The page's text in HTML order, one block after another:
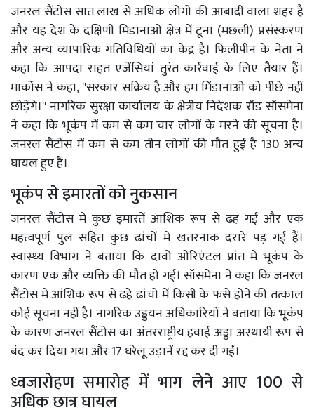
जनरल सैंटोस सात लाख से अधिक लोगों की आबादी वाला शहर है
और यह देश के दक्षिणी मिंडानाओ क्षेत्र में टूना (मछली) प्रसंस्करण
और अन्य व्यापारिक गतिविधियों का केंद्र है। फिलीपीन के नेता ने
कहा कि आपदा राहत एजेंसियां ​​तुरंत कार्रवाई के लिए तैयार हैं।
मार्कोस ने कहा, ''सरकार सक्रिय है और हम मिंडानाओ को पीछे नहीं
छोड़ेंगे।'' नागरिक सुरक्षा कार्यालय के क्षेत्रीय निदेशक रॉड सॉसमेना
ने कहा कि भूकंप में कम से कम चार लोगों के मरने की सूचना है।
जनरल सैंटोस में कम से कम तीन लोगों की मौत हुई है 130 अन्य
घायल हुए हैं।
भूकंप से इमारतों को नुकसान
जनरल सैंटोस में कुछ इमारतें आंशिक रूप से ढह गईं और एक
महत्वपूर्ण पुल सहित कुछ ढांचों में खतरनाक दरारें पड़ गई हैं।
स्वास्थ्य विभाग ने बताया कि दावो ओरिएंटल प्रांत में भूकंप के
कारण एक और व्यक्ति की मौत हो गई। सॉसमेना ने कहा कि जनरल
सैंटोस में आंशिक रूप से ढहे ढांचों में किसी के फंसे होने की तत्काल
कोई सूचना नहीं है। नागरिक उड्डयन अधिकारियों ने बताया कि भूकंप
के कारण जनरल सैंटोस का अंतरराष्ट्रीय हवाई अड्डा अस्थायी रूप से
बंद कर दिया गया और 17 घरेलू उड़ानें रद्द कर दी गईं।
ध्वजारोहण समारोह में भाग लेने आए 100 से
अधिक छात्र घायल